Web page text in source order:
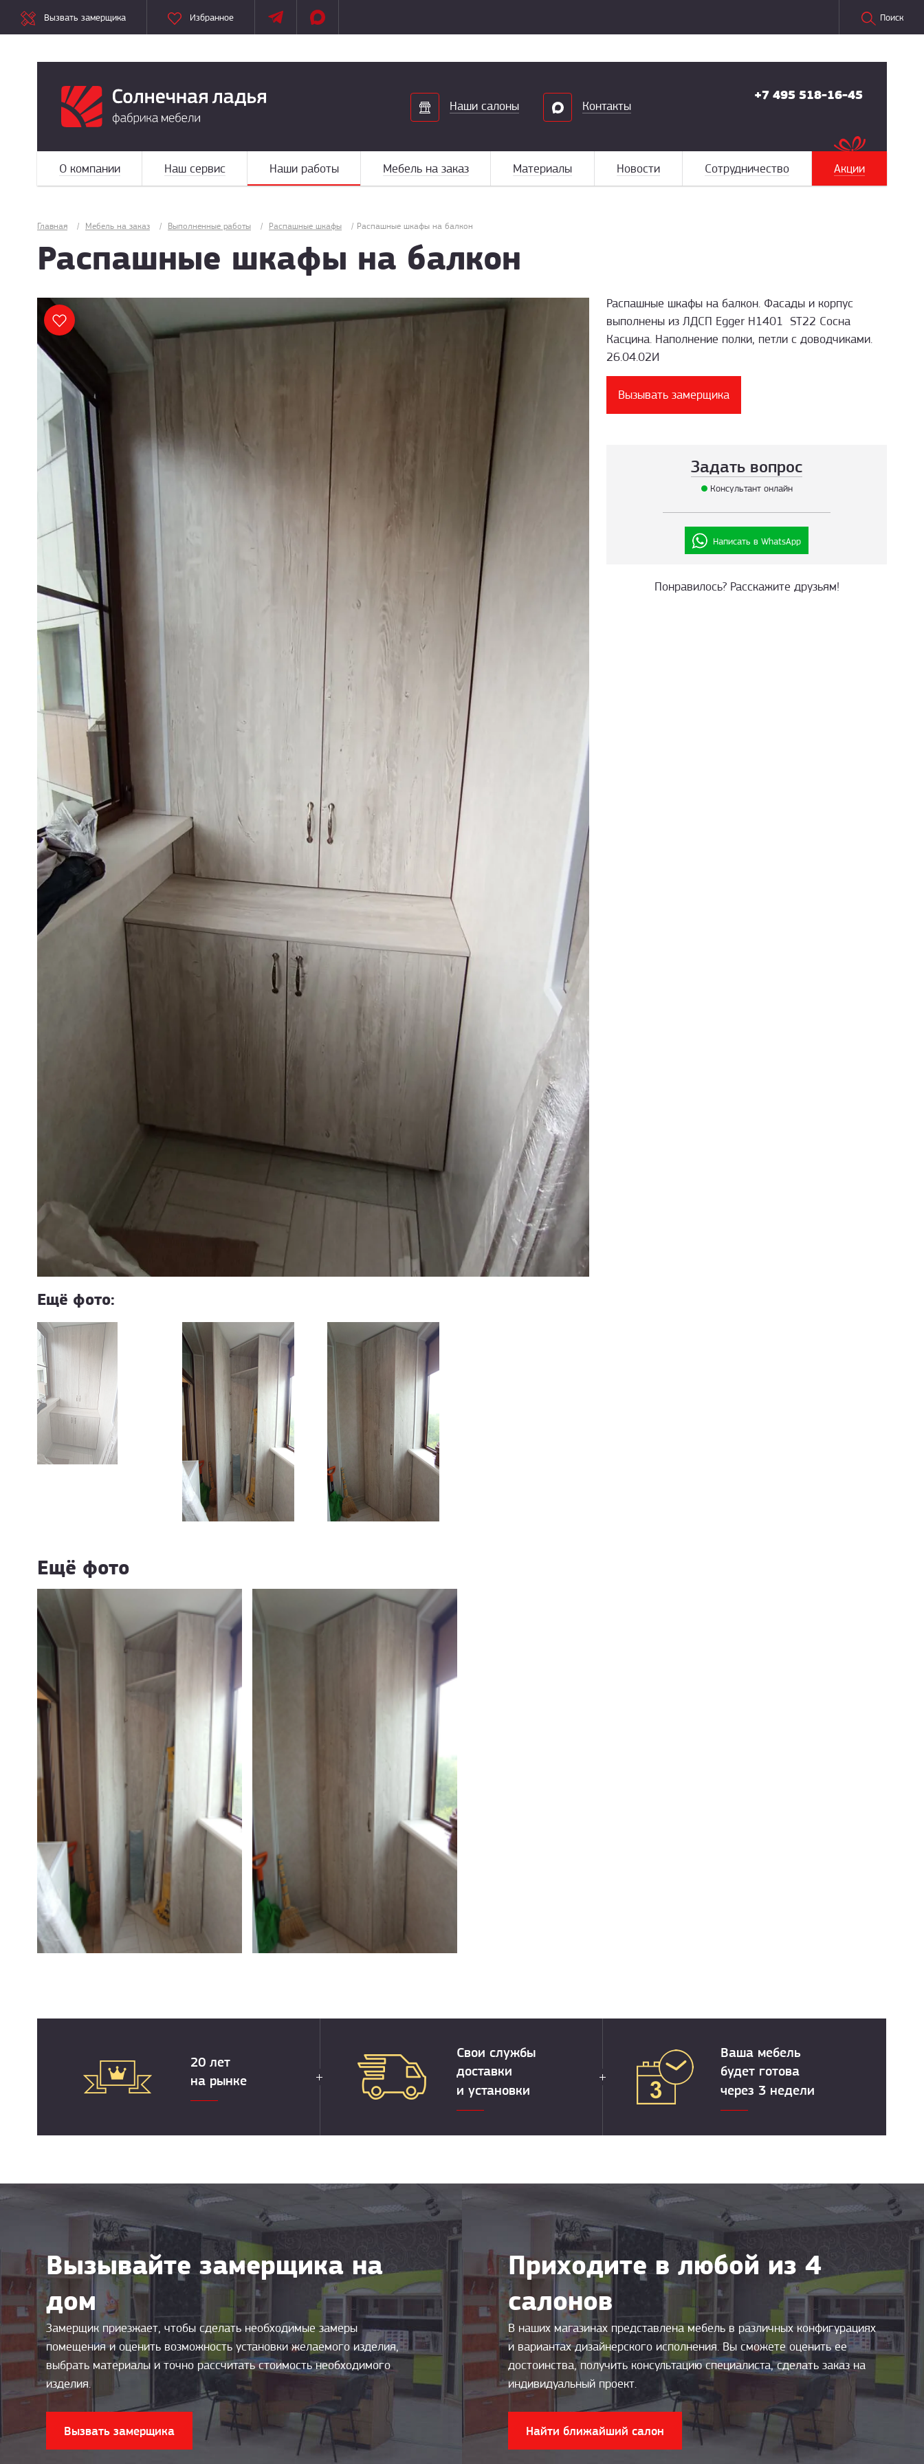
Вызвать замерщика Избранное Поиск
Наши салоны Контакты
+7 495 518-16-45
О компании Наш сервис Наши работы Мебель на заказ Материалы Новости Сотрудничество Акции
Главная / Мебель на заказ / Выполненные работы / Распашные шкафы / Распашные шкафы на балкон
Распашные шкафы на балкон
Ещё фото:
Распашные шкафы на балкон. Фасады и корпус
выполнены из ЛДСП Egger H1401 ST22 Сосна
Касцина. Наполнение полки, петли с доводчиками.
26.04.02И
Вызывать замерщика
Задать вопрос
Консультант онлайн
Написать в WhatsApp
Понравилось? Расскажите друзьям!
Ещё фото
20 лет
на рынке
Свои службы
доставки
и установки
Ваша мебель
будет готова
через 3 недели
Вызывайте замерщика на
дом
Замерщик приезжает, чтобы сделать необходимые замеры
помещения и оценить возможность установки желаемого изделия,
выбрать материалы и точно рассчитать стоимость необходимого
изделия.
Вызвать замерщика
Приходите в любой из 4
салонов
В наших магазинах представлена мебель в различных конфигурациях
и вариантах дизайнерского исполнения. Вы сможете оценить ее
достоинства, получить консультацию специалиста, сделать заказ на
индивидуальный проект.
Найти ближайший салон